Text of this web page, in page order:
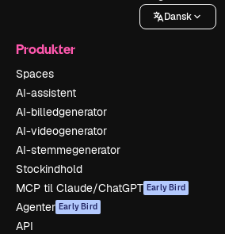
Dansk
Produkter
Spaces
AI-assistent
AI-billedgenerator
AI-videogenerator
AI-stemmegenerator
Stockindhold
MCP til Claude/ChatGPT Early Bird
Agenter Early Bird
API